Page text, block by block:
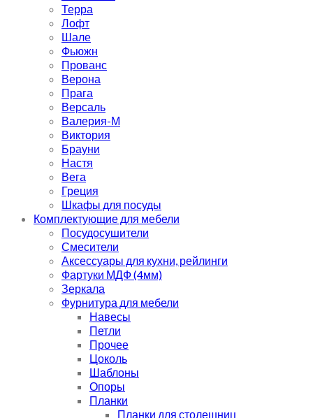
Терра
Лофт
Шале
Фьюжн
Прованс
Верона
Прага
Версаль
Валерия-М
Виктория
Брауни
Настя
Вега
Греция
Шкафы для посуды
Комплектующие для мебели
Посудосушители
Смесители
Аксессуары для кухни, рейлинги
Фартуки МДФ (4мм)
Зеркала
Фурнитура для мебели
Навесы
Петли
Прочее
Цоколь
Шаблоны
Опоры
Планки
Планки для столешниц